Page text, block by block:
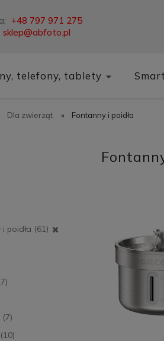
+48 797 971 275
sklep@abfoto.pl
telefony, tablety
Dla zwierząt » Fontanny i poidła
poidła (61)
(7)
(10)